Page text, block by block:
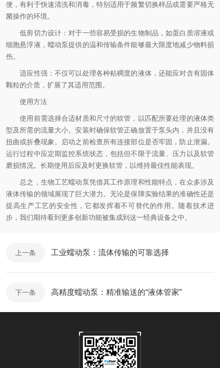
便，有利于快速清洗和消毒，特别适用于频繁切换样品或需要严格无
菌操作的环境。
低剪切力设计：对于一些容易受损的生物制品，如蛋白质溶液或
细胞悬浮液，蠕动泵提供的温和传输条件能够最大限度地减少物料损
伤。
适应性强：不仅可以处理各种粘稠度的液体，还能应对含有固体
颗粒的介质，扩展了其适用范围。
使用方法
使用前需选择合适材质和尺寸的软管，以匹配所要处理的液体类
型及所需的流量大小。安装时确保软管正确放置于泵头内，并且没有
扭曲或折叠现象。启动之前检查所有连接部位是否牢固，防止泄漏。
运行过程中应定期监控系统状态，包括但不限于流量、压力以及软管
磨损情况。长期使用后应及时更换软管，以维持最佳性能表现。
总之，生物工艺蠕动泵凭借其工作原理和性能特点，在众多涉及
液体传输的领域展现了巨大潜力。无论是保障实验结果的准确性还是
提高生产工艺的安全性，它都发挥着不可替代的作用。随着技术进
步，我们期待看到更多创新功能被集成到这一经典设备之中。
上一条 工业蠕动泵：流体传输的可靠选择
下一条 高精度蠕动泵：精准输送的“液体管家”